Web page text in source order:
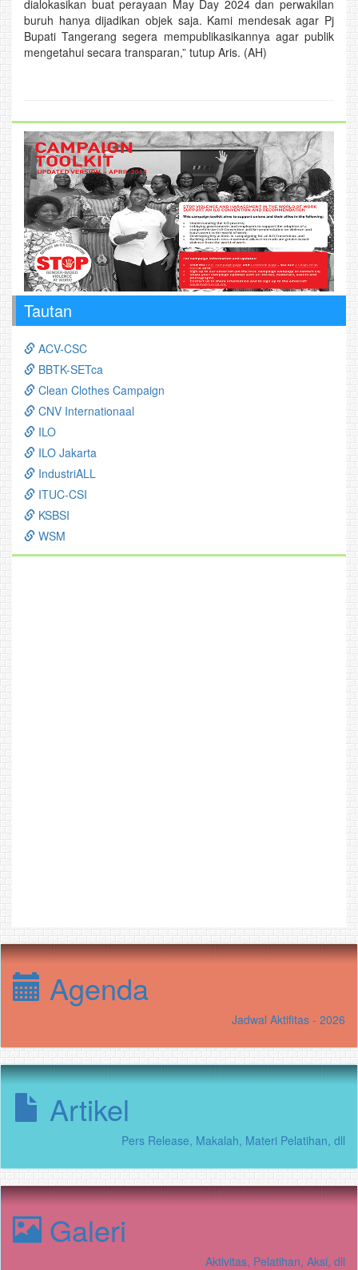
dialokasikan buat perayaan May Day 2024 dan perwakilan
buruh hanya dijadikan objek saja. Kami mendesak agar Pj
Bupati Tangerang segera mempublikasikannya agar publik
mengetahui secara transparan,” tutup Aris. (AH)
Tautan
ACV-CSC
BBTK-SETca
Clean Clothes Campaign
CNV Internationaal
ILO
ILO Jakarta
IndustriALL
ITUC-CSI
KSBSI
WSM
Agenda
Jadwal Aktifitas - 2026
Artikel
Pers Release, Makalah, Materi Pelatihan, dll
Galeri
Aktivitas, Pelatihan, Aksi, dll